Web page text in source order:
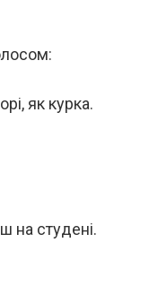
як курка.
на студені.